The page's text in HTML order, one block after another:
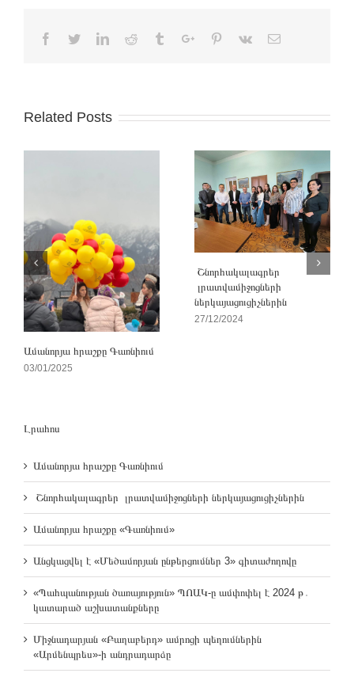
Facebook
TwitterLinkedinReddit TumblrGoogle+Pinterest
Vk Email
Related Posts
Ամանորյա հրաշքը Գառնիում
03/01/2025
Շնորհակալագրեր
լրատվամիջոցների
ներկայացուցիչներին
27/12/2024
Լրահոս
Ամանորյա հրաշքը Գառնիում
Շնորհակալագրեր լրատվամիջոցների ներկայացուցիչներին
Ամանորյա հրաշքը «Գառնիում»
Անցկացվել է «Մեծամորյան ընթերցումներ 3» գիտաժողովը
«Պահպանության ծառայություն» ՊՈԱԿ-ը ամփոփել է 2024 թ․
կատարած աշխատանքները
Միջնադարյան «Բաղաբերդ» ամրոցի պեղումներին
«Արմենպրես»-ի անդրադարձը